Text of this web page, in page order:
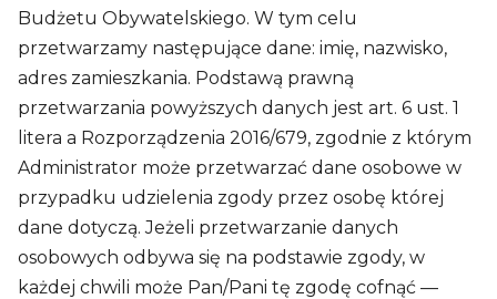
Budżetu Obywatelskiego. W tym celu
przetwarzamy następujące dane: imię, nazwisko,
adres zamieszkania. Podstawą prawną
przetwarzania powyższych danych jest art. 6 ust. 1
litera a Rozporządzenia 2016/679, zgodnie z którym
Administrator może przetwarzać dane osobowe w
przypadku udzielenia zgody przez osobę której
dane dotyczą. Jeżeli przetwarzanie danych
osobowych odbywa się na podstawie zgody, w
każdej chwili może Pan/Pani tę zgodę cofnąć —